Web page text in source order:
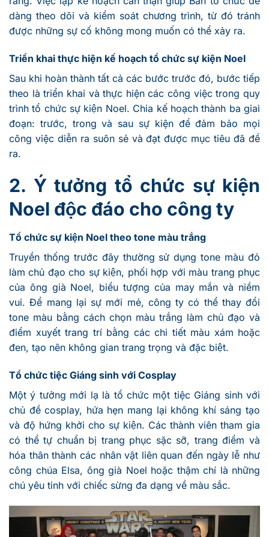
dàng theo dõi và kiểm soát chương trình, từ đó tránh
được những sự cố không mong muốn có thể xảy ra.
Triển khai thực hiện kế hoạch tổ chức sự kiện Noel
Sau khi hoàn thành tất cả các bước trước đó, bước tiếp
theo là triển khai và thực hiện các công việc trong quy
trình tổ chức sự kiện Noel. Chia kế hoạch thành ba giai
đoạn: trước, trong và sau sự kiện để đảm bảo mọi
công việc diễn ra suôn sẻ và đạt được mục tiêu đã đề
ra.
2. Ý tưởng tổ chức sự kiện
Noel độc đáo cho công ty
Tổ chức sự kiện Noel theo tone màu trắng
Truyền thống trước đây thường sử dụng tone màu đỏ
làm chủ đạo cho sự kiện, phối hợp với màu trang phục
của ông già Noel, biểu tượng của may mắn và niềm
vui. Để mang lại sự mới mẻ, công ty có thể thay đổi
tone màu bằng cách chọn màu trắng làm chủ đạo và
điểm xuyết trang trí bằng các chi tiết màu xám hoặc
đen, tạo nên không gian trang trọng và đặc biệt.
Tổ chức tiệc Giáng sinh với Cosplay
Một ý tưởng mới lạ là tổ chức một tiệc Giáng sinh với
chủ đề cosplay, hứa hẹn mang lại không khí sáng tạo
và độ hứng khởi cho sự kiện. Các thành viên tham gia
có thể tự chuẩn bị trang phục sặc sỡ, trang điểm và
hóa thân thành các nhân vật liên quan đến ngày lễ như
công chúa Elsa, ông già Noel hoặc thậm chí là những
chú yêu tinh với chiếc sừng đa dạng về màu sắc.